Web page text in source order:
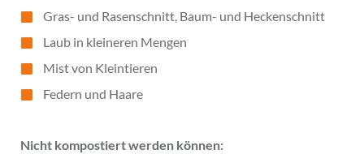
Gras- und Rasenschnitt, Baum- und Heckenschnitt
Laub in kleineren Mengen
Mist von Kleintieren
Federn und Haare
Nicht kompostiert werden können: